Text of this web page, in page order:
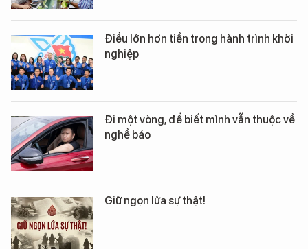
Điều lớn hơn tiền trong hành trình khởi
nghiệp
Đi một vòng, để biết mình vẫn thuộc về
nghề báo
Giữ ngọn lửa sự thật!